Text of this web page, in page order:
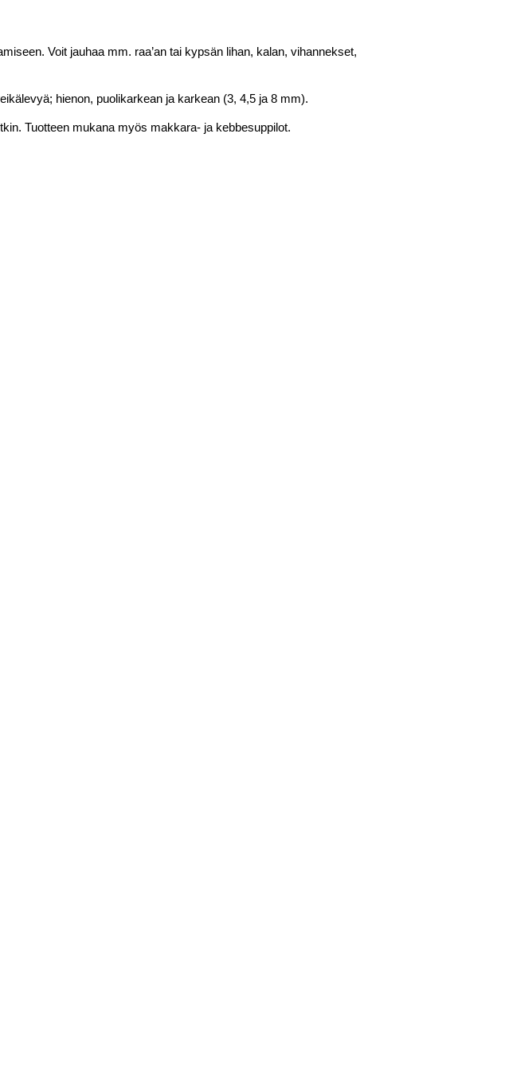
Voit jauhaa mm. raa’an tai kypsän lihan, kalan, vihannekset,
hienon, puolikarkean ja karkean (3, 4,5 ja 8 mm).
Tuotteen mukana myös makkara- ja kebbesuppilot.